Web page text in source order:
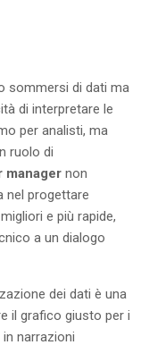
sommersi di dati ma
di interpretare le
per analisti, ma
ruolo di
manager non
nel progettare
e più rapide,
a un dialogo
dei dati è una
il grafico giusto per i
narrazioni